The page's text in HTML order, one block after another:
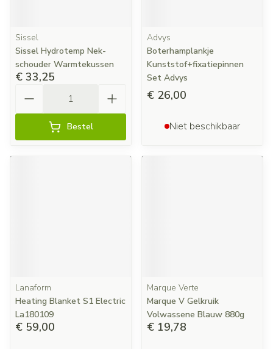
Sissel
Sissel Hydrotemp Nek-
schouder Warmtekussen
€ 33,25
Bestel
Advys
Boterhamplankje
Kunststof+fixatiepinnen
Set Advys
€ 26,00
Niet beschikbaar
Lanaform
Heating Blanket S1 Electric
La180109
€ 59,00
Marque Verte
Marque V Gelkruik
Volwassene Blauw 880g
€ 19,78